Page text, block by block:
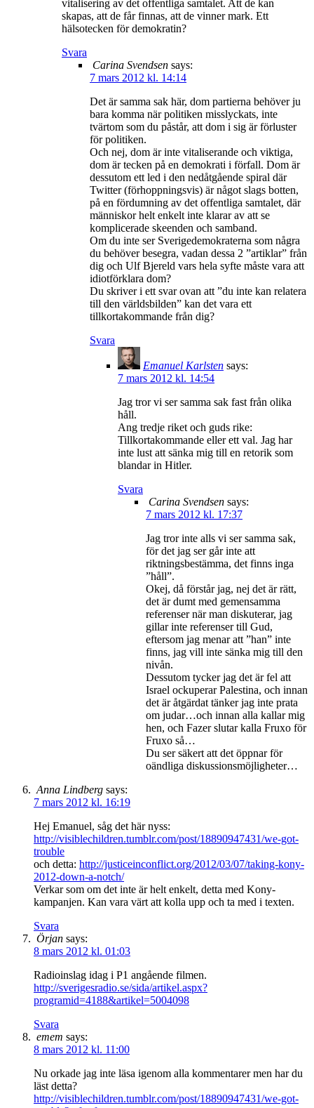
vitalisering av det offentliga samtalet. Att de kan
skapas, att de får finnas, att de vinner mark. Ett
hälsotecken för demokratin?
Svara
Carina Svendsen says:
7 mars 2012 kl. 14:14
Det är samma sak här, dom partierna behöver ju
bara komma när politiken misslyckats, inte
tvärtom som du påstår, att dom i sig är förluster
för politiken.
Och nej, dom är inte vitaliserande och viktiga,
dom är tecken på en demokrati i förfall. Dom är
dessutom ett led i den nedåtgående spiral där
Twitter (förhoppningsvis) är något slags botten,
på en fördumning av det offentliga samtalet, där
människor helt enkelt inte klarar av att se
komplicerade skeenden och samband.
Om du inte ser Sverigedemokraterna som några
du behöver besegra, vadan dessa 2 ”artiklar” från
dig och Ulf Bjereld vars hela syfte måste vara att
idiotförklara dom?
Du skriver i ett svar ovan att ”du inte kan relatera
till den världsbilden” kan det vara ett
tillkortakommande från dig?
Svara
Emanuel Karlsten says:
7 mars 2012 kl. 14:54
Jag tror vi ser samma sak fast från olika
håll.
Ang tredje riket och guds rike:
Tillkortakommande eller ett val. Jag har
inte lust att sänka mig till en retorik som
blandar in Hitler.
Svara
Carina Svendsen says:
7 mars 2012 kl. 17:37
Jag tror inte alls vi ser samma sak,
för det jag ser går inte att
riktningsbestämma, det finns inga
”håll”.
Okej, då förstår jag, nej det är rätt,
det är dumt med gemensamma
referenser när man diskuterar, jag
gillar inte referenser till Gud,
eftersom jag menar att ”han” inte
finns, jag vill inte sänka mig till den
nivån.
Dessutom tycker jag det är fel att
Israel ockuperar Palestina, och innan
det är åtgärdat tänker jag inte prata
om judar…och innan alla kallar mig
hen, och Fazer slutar kalla Fruxo för
Fruxo så…
Du ser säkert att det öppnar för
oändliga diskussionsmöjligheter…
Anna Lindberg says:
7 mars 2012 kl. 16:19
Hej Emanuel, såg det här nyss:
http://visiblechildren.tumblr.com/post/18890947431/we-got-
trouble
och detta: http://justiceinconflict.org/2012/03/07/taking-kony-
2012-down-a-notch/
Verkar som om det inte är helt enkelt, detta med Kony-
kampanjen. Kan vara värt att kolla upp och ta med i texten.
Svara
Örjan says:
8 mars 2012 kl. 01:03
Radioinslag idag i P1 angående filmen.
http://sverigesradio.se/sida/artikel.aspx?
programid=4188&artikel=5004098
Svara
emem says:
8 mars 2012 kl. 11:00
Nu orkade jag inte läsa igenom alla kommentarer men har du
läst detta?
http://visiblechildren.tumblr.com/post/18890947431/we-got-